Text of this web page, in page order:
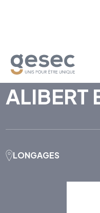
ALIBERT
LONGAGES